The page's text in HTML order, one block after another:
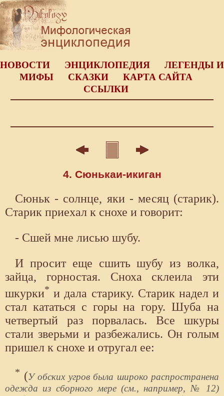
НОВОСТИ ЭНЦИКЛОПЕДИЯ
ЛЕГЕНДЫ И
МИФЫ
СКАЗКИ
КАРТА САЙТА
ССЫЛКИ
4. Сюнькаи-икиган
Сюньк - солнце, яки - месяц (старик).
Старик приехал к снохе и говорит:
- Сшей мне лисью шубу.
И просит еще сшить шубу из волка,
зайца, горностая. Сноха склеила эти
шкурки* и дала старику. Старик надел и
стал кататься с горы на гору. Шуба на
четвертый раз порвалась. Все шкуры
стали зверьми и разбежались. Он голым
пришел к снохе и отругал ее:
* (У обских угров была широко распространена
одежда из сборного мере (см., например, № 12)